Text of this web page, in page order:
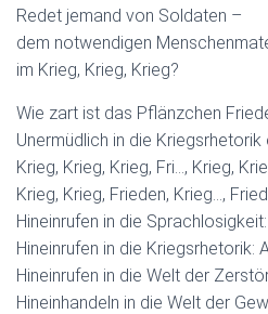
Redet jemand von Soldaten –
dem notwendigen
im Krieg, Krieg, Krieg?
Wie zart ist das Pflänzchen
Unermüdlich in die Kriegsrhetorik
Krieg, Krieg, Krieg, Fri…, Krieg,
Krieg, Krieg, Frieden, Krieg…,
Hineinrufen in die
Hineinrufen in die Kriegsrhetorik:
Hineinrufen in die Welt der
Hineinhandeln in die Welt der